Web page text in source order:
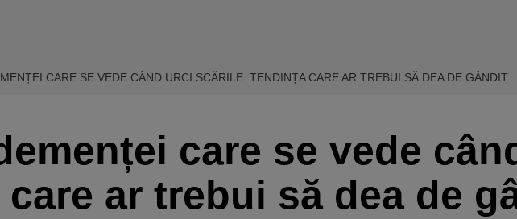
CARE SE VEDE CÂND URCI SCĂRILE. TENDINȚA CARE AR TREBUI SĂ DEA DE GÂNDIT
care se vede
ar trebui să dea de